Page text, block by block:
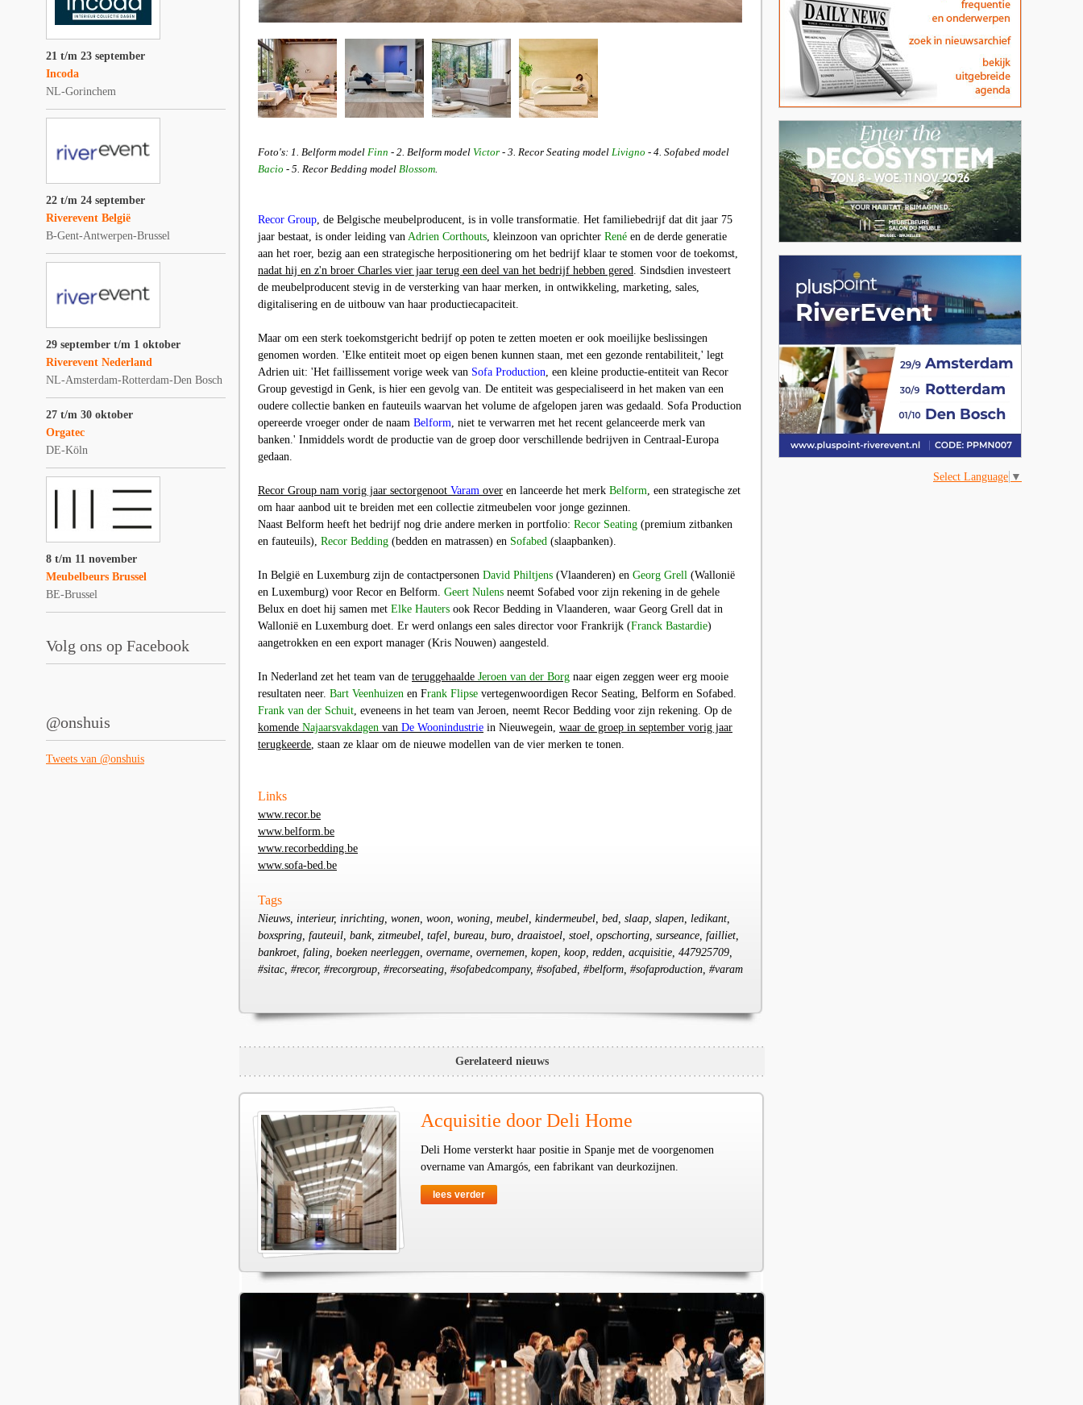
21 t/m 23 september
Incoda
NL-Gorinchem
22 t/m 24 september
Riverevent België
B-Gent-Antwerpen-Brussel
29 september t/m 1 oktober
Riverevent Nederland
NL-Amsterdam-Rotterdam-Den Bosch
27 t/m 30 oktober
Orgatec
DE-Köln
8 t/m 11 november
Meubelbeurs Brussel
BE-Brussel
Volg ons op Facebook
@onshuis
Tweets van @onshuis
Foto's: 1. Belform model Finn - 2. Belform model Victor - 3. Recor Seating model Livigno - 4. Sofabed model
Bacio - 5. Recor Bedding model Blossom.
Recor Group, de Belgische meubelproducent, is in volle transformatie. Het familiebedrijf dat dit jaar 75
jaar bestaat, is onder leiding van Adrien Corthouts, kleinzoon van oprichter René en de derde generatie
aan het roer, bezig aan een strategische herpositionering om het bedrijf klaar te stomen voor de toekomst,
nadat hij en z'n broer Charles vier jaar terug een deel van het bedrijf hebben gered. Sindsdien investeert
de meubelproducent stevig in de versterking van haar merken, in ontwikkeling, marketing, sales,
digitalisering en de uitbouw van haar productiecapaciteit.
Maar om een sterk toekomstgericht bedrijf op poten te zetten moeten er ook moeilijke beslissingen
genomen worden. 'Elke entiteit moet op eigen benen kunnen staan, met een gezonde rentabiliteit,' legt
Adrien uit: 'Het faillissement vorige week van Sofa Production, een kleine productie-entiteit van Recor
Group gevestigd in Genk, is hier een gevolg van. De entiteit was gespecialiseerd in het maken van een
oudere collectie banken en fauteuils waarvan het volume de afgelopen jaren was gedaald. Sofa Production
opereerde vroeger onder de naam Belform, niet te verwarren met het recent gelanceerde merk van
banken.' Inmiddels wordt de productie van de groep door verschillende bedrijven in Centraal-Europa
gedaan.
Recor Group nam vorig jaar sectorgenoot Varam over en lanceerde het merk Belform, een strategische zet
om haar aanbod uit te breiden met een collectie zitmeubelen voor jonge gezinnen.
Naast Belform heeft het bedrijf nog drie andere merken in portfolio: Recor Seating (premium zitbanken
en fauteuils), Recor Bedding (bedden en matrassen) en Sofabed (slaapbanken).
In België en Luxemburg zijn de contactpersonen David Philtjens (Vlaanderen) en Georg Grell (Wallonië
en Luxemburg) voor Recor en Belform. Geert Nulens neemt Sofabed voor zijn rekening in de gehele
Belux en doet hij samen met Elke Hauters ook Recor Bedding in Vlaanderen, waar Georg Grell dat in
Wallonië en Luxemburg doet. Er werd onlangs een sales director voor Frankrijk (Franck Bastardie)
aangetrokken en een export manager (Kris Nouwen) aangesteld.
In Nederland zet het team van de teruggehaalde Jeroen van der Borg naar eigen zeggen weer erg mooie
resultaten neer. Bart Veenhuizen en Frank Flipse vertegenwoordigen Recor Seating, Belform en Sofabed.
Frank van der Schuit, eveneens in het team van Jeroen, neemt Recor Bedding voor zijn rekening. Op de
komende Najaarsvakdagen van De Woonindustrie in Nieuwegein, waar de groep in september vorig jaar
terugkeerde, staan ze klaar om de nieuwe modellen van de vier merken te tonen.
Links
www.recor.be
www.belform.be
www.recorbedding.be
www.sofa-bed.be
Tags
Nieuws, interieur, inrichting, wonen, woon, woning, meubel, kindermeubel, bed, slaap, slapen, ledikant,
boxspring, fauteuil, bank, zitmeubel, tafel, bureau, buro, draaistoel, stoel, opschorting, surseance, failliet,
bankroet, faling, boeken neerleggen, overname, overnemen, kopen, koop, redden, acquisitie, 447925709,
#sitac, #recor, #recorgroup, #recorseating, #sofabedcompany, #sofabed, #belform, #sofaproduction, #varam
Gerelateerd nieuws
Acquisitie door Deli Home
Deli Home versterkt haar positie in Spanje met de voorgenomen
overname van Amargós, een fabrikant van deurkozijnen.
lees verder
Select Language ▼